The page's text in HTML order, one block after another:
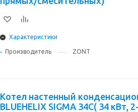
Характеристики
Производитель ZONT
Котел настенный конденсационный
BLUEHELIX SIGMA 34C( 34 кВт,